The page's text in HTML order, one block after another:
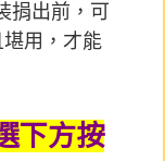
捐出前，可
用，才能
下方按